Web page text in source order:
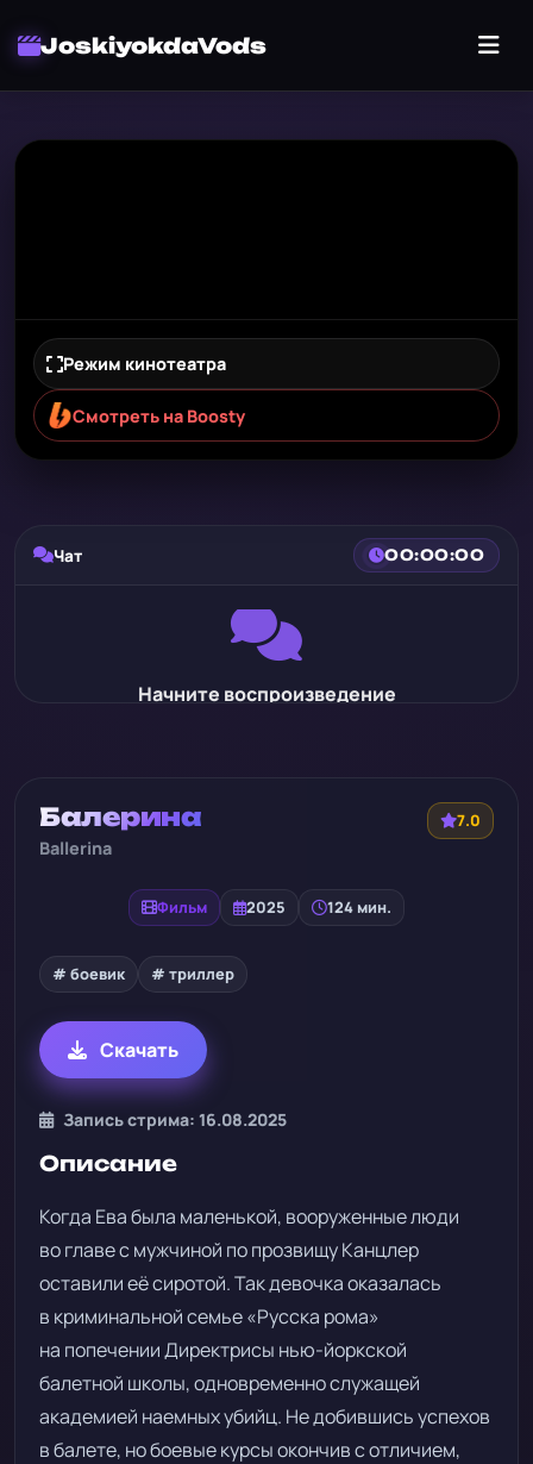
JoskiyokdaVods
Режим кинотеатра
Смотреть на Boosty
Чат 00:00:00
Начните воспроизведение
Балерина
Ballerina
7.0
Фильм 2025 124 мин.
# боевик # триллер
Скачать
Запись стрима: 16.08.2025
Описание
Когда Ева была маленькой, вооруженные люди
во главе с мужчиной по прозвищу Канцлер
оставили её сиротой. Так девочка оказалась
в криминальной семье «Русска рома»
на попечении Директрисы нью-йоркской
балетной школы, одновременно служащей
академией наемных убийц. Не добившись успехов
в балете, но боевые курсы окончив с отличием,